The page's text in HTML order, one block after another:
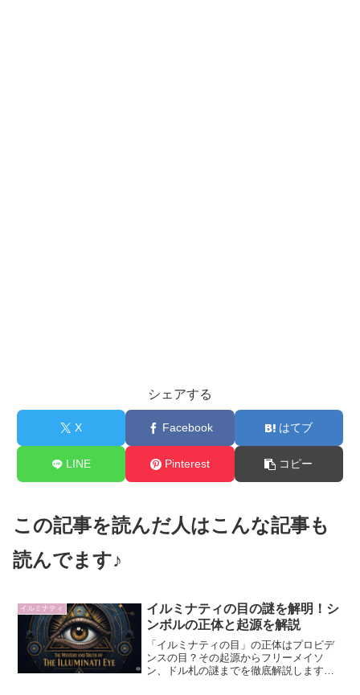
シェアする
X Facebook はてブ
LINE Pinterest コピー
この記事を読んだ人はこんな記事も
読んでます♪
イルミナティ
イルミナティの目の謎を解明！シ
ンボルの正体と起源を解説
「イルミナティの目」の正体はプロビデ
ンスの目？その起源からフリーメイソ
ン、ドル札の謎までを徹底解説します。